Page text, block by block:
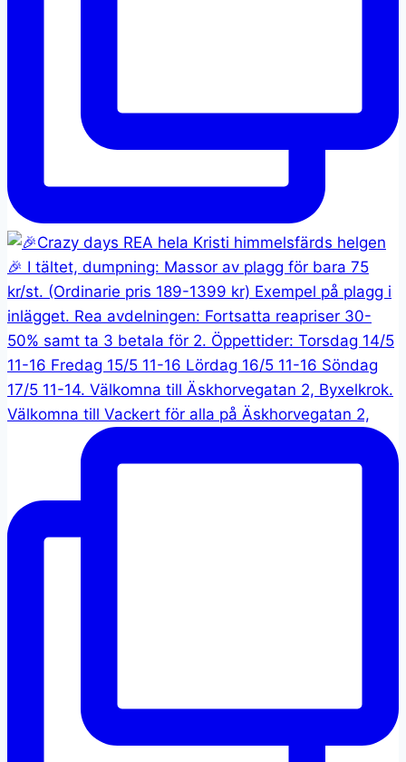
Välkomna till Vackert för alla på Äskhorvegatan 2,